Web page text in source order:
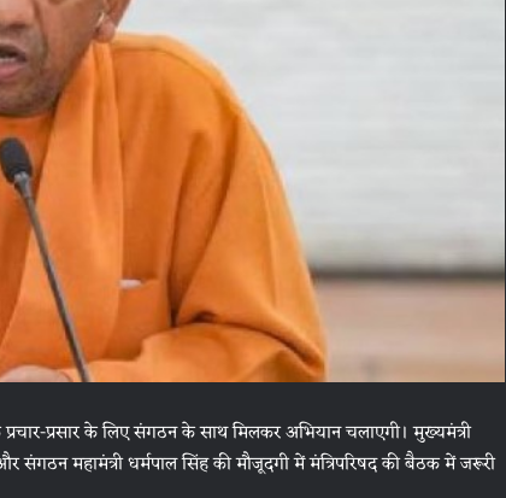
प्रसार के लिए संगठन के साथ मिलकर अभियान चलाएगी। मुख्यमंत्री
संगठन महामंत्री धर्मपाल सिंह की मौजूदगी में मंत्रिपरिषद की बैठक में जरूरी